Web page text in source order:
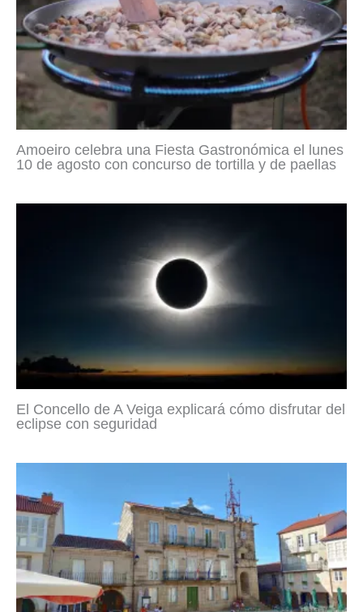
Amoeiro celebra una Fiesta Gastronómica el lunes
10 de agosto con concurso de tortilla y de paellas
El Concello de A Veiga explicará cómo disfrutar del
eclipse con seguridad